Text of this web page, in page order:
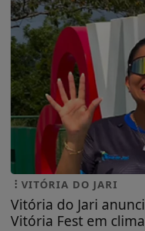
VITÓRIA DO JARI
Vitória do Jari
Vitória Fest em